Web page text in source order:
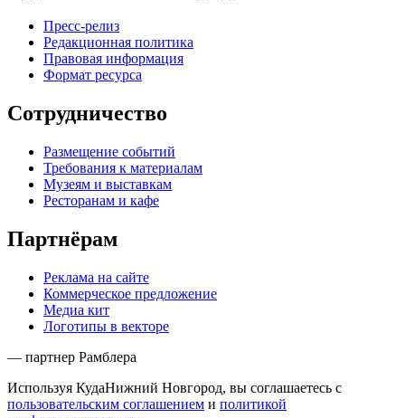
Пресс-релиз
Редакционная политика
Правовая информация
Формат ресурса
Сотрудничество
Размещение событий
Требования к материалам
Музеям и выставкам
Ресторанам и кафе
Партнёрам
Реклама на сайте
Коммерческое предложение
Медиа кит
Логотипы в векторе
— партнер Рамблера
Используя КудаНижний Новгород, вы соглашаетесь с
пользовательским соглашением и политикой